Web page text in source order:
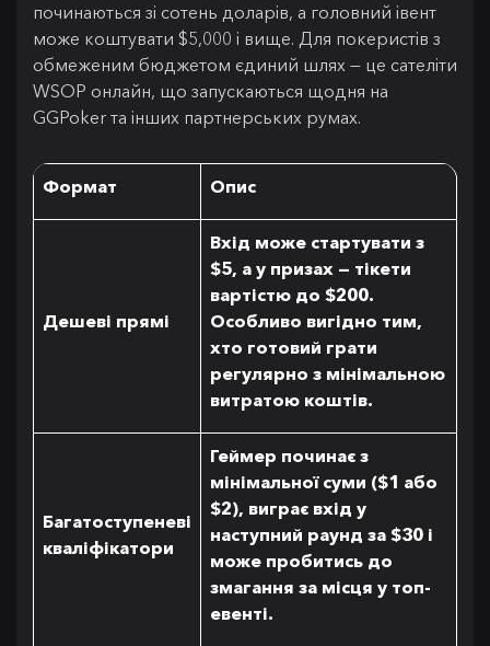
починаються зі сотень доларів, а головний івент
може коштувати $5,000 і вище. Для покеристів з
обмеженим бюджетом єдиний шлях — це сателіти
WSOP онлайн, що запускаються щодня на
GGPoker та інших партнерських румах.
Формат Опис
Дешеві прямі
Вхід може стартувати з
$5, а у призах — тікети
вартістю до $200.
Особливо вигідно тим,
хто готовий грати
регулярно з мінімальною
витратою коштів.
Багатоступеневі
кваліфікатори
Геймер починає з
мінімальної суми ($1 або
$2), виграє вхід у
наступний раунд за $30 і
може пробитись до
змагання за місця у топ-
евенті.